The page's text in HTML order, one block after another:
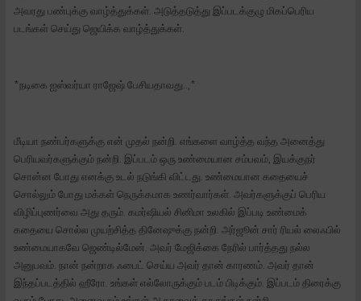
அவரது பண்புக்கு வாழ்த்துக்கள். அடுத்தடுத்து இப்படக்குழு மிகப்பெரிய
படங்கள் செய்து ஜெயிக்க வாழ்த்துக்கள்.
*நடிகை ஐஸ்வர்யா ராஜேஷ் பேசியதாவது..,*
மீடியா நண்பர்களுக்கு என் முதல் நன்றி. எங்களை வாழ்த்த வந்த அனைத்து
பெரியவர்களுக்கும் நன்றி. இப்படம் ஒரு உண்மையான சம்பவம், இயக்குநர்
சொன்ன போது எனக்கு உடல் நடுங்கி விட்டது. உண்மையான கதையைச்
சொல்லும் போது மக்கள் நெருக்கமாக உணர்வார்கள். அவர்களுக்குப் பெரிய
விழிப்புணர்வை அது தரும். கமர்ஷியல் சினிமா உலகில் இப்படி உண்மைக்
கதையை சொல்ல முயற்சித்த தினேஷுக்கு நன்றி. அர்ஜூன் சார் ரியல் லைஃபில்
உண்மையாகவே ஜெண்டில்மேன். அவர் மேஜிக்கை நேரில் பார்த்தது நல்ல
அனுபவம். நான் நன்றாக ஃபைட் செய்ய அவர் தான் காரணம். அவர் தான்
இந்தப்படத்தில் ஹீரோ. உங்கள் எல்லோருக்கும் படம் பிடிக்கும். இப்படம் திரைக்கு